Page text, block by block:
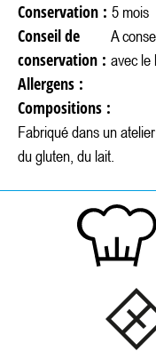
Conservation : 5 mois
Conseil de
conservation :
A
avec le
Allergens :
Compositions :
Fabriqué dans un
du gluten, du lait.